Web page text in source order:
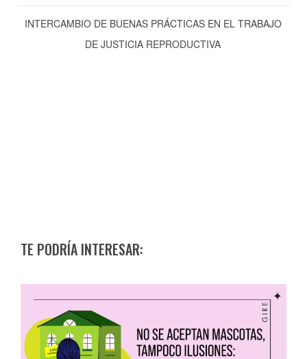
INTERCAMBIO DE BUENAS PRÁCTICAS EN EL TRABAJO
DE JUSTICIA REPRODUCTIVA
TE PODRÍA INTERESAR: